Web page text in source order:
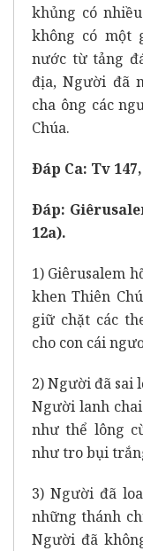
khủng có
không có một
nước từ tảng
địa, Người đã
cha ông các
Chúa.
Ðáp Ca: Tv
Ðáp:
12a).
1) Giêrusalem
khen Thiên
giữ chặt các
cho con cái
2) Người đã sai
Người lanh
như thể lông
như tro bụi
3) Người đã
những thánh
Người đã